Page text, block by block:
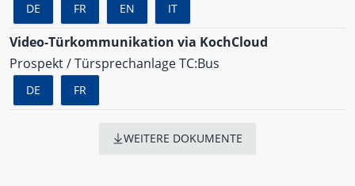
DE FR EN IT
Video-Türkommunikation via KochCloud
Prospekt / Türsprechanlage TC:Bus
DE FR
WEITERE DOKUMENTE